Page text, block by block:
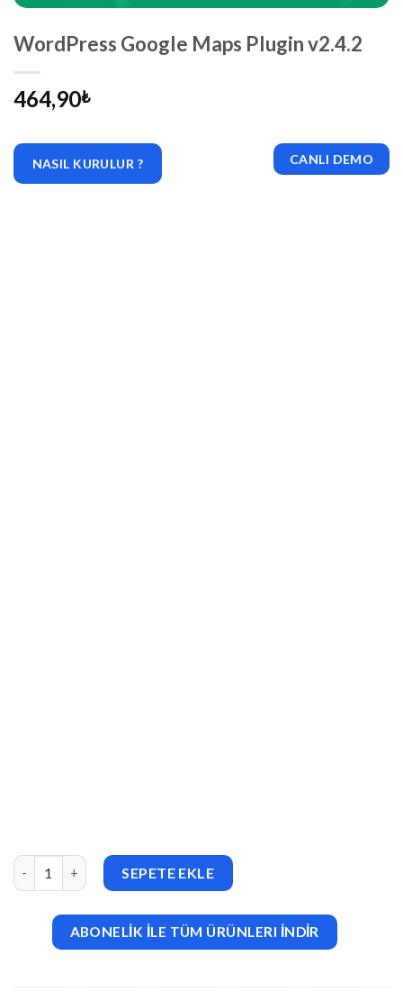
WordPress Google Maps Plugin v2.4.2
464,90₺
NASIL KURULUR ? CANLI DEMO
WordPress Google Maps Plugin v2.4.2 adet
SEPETE EKLE
ABONELİK İLE TÜM ÜRÜNLERI İNDİR